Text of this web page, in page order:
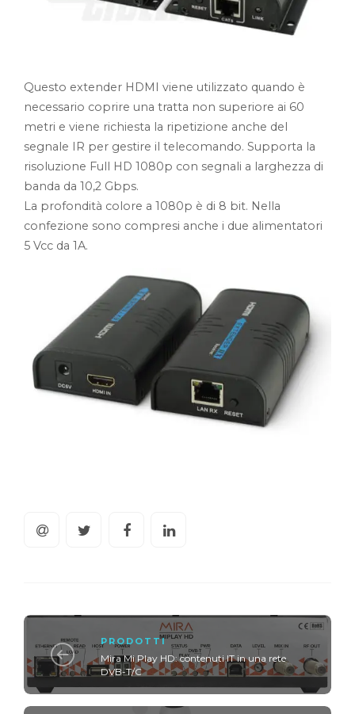
Questo extender HDMI viene utilizzato quando è
necessario coprire una tratta non superiore ai 60
metri e viene richiesta la ripetizione anche del
segnale IR per gestire il telecomando. Supporta la
risoluzione Full HD 1080p con segnali a larghezza di
banda da 10,2 Gbps.
La profondità colore a 1080p è di 8 bit. Nella
confezione sono compresi anche i due alimentatori
5 Vcc da 1A.
PRODOTTI
Mira Mi Play HD: contenuti IT in una rete
DVB-T/C